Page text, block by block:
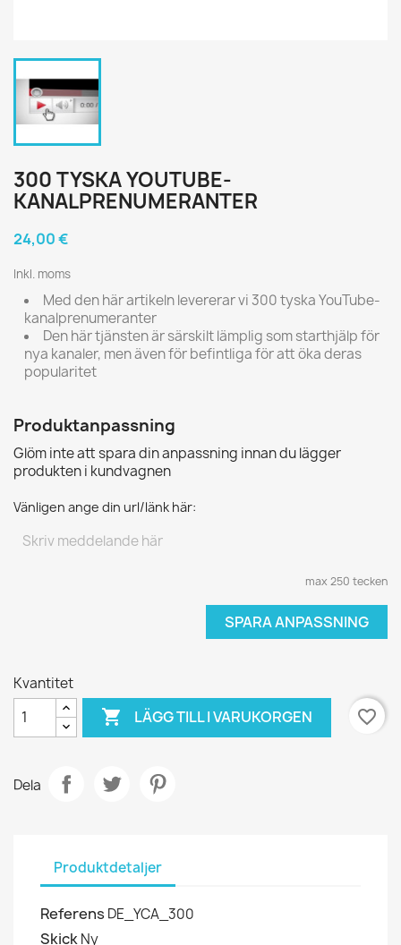
300 TYSKA YOUTUBE-
KANALPRENUMERANTER
24,00 €
Inkl. moms
Med den här artikeln levererar vi 300 tyska YouTube-
kanalprenumeranter
Den här tjänsten är särskilt lämplig som starthjälp för
nya kanaler, men även för befintliga för att öka deras
popularitet
Produktanpassning
Glöm inte att spara din anpassning innan du lägger
produkten i kundvagnen
Vänligen ange din url/länk här:
max 250 tecken
SPARA ANPASSNING
Kvantitet
 LÄGG TILL I VARUKORGEN favorite_border
Dela
Produktdetaljer
Referens DE_YCA_300
SkickNy